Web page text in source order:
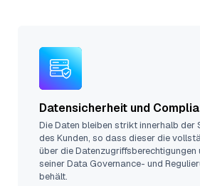
Datensicherheit und
Die Daten bleiben strikt innerhalb der
des Kunden, so dass dieser die
über die Datenzugriffsberechtigungen
seiner Data Governance- und
behält.